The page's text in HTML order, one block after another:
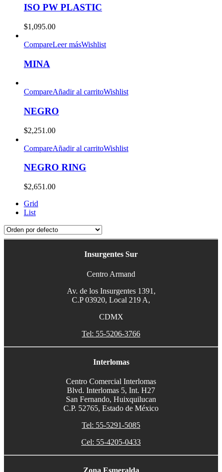
ISO PW PLASTIC
$1,095.00
CompareLeer másWishlist
MINA
CompareAñadir al carritoWishlist
NEGRO
$2,251.00
CompareAñadir al carritoWishlist
NEGRO RING
$2,651.00
Grid
List
Insurgentes Sur
Centro Armand
Av. de los Insurgentes 1391,
C.P 03920, Local 219 A,
CDMX
Tel: 55-5206-3766
Interlomas
Centro Comercial Interlomas
Blvd. Interlomas 5, Int. H27
San Fernando, Huixquilucan
C.P. 52765, Estado de México
Tel: 55-5291-5085
Cel: 55-4205-0433